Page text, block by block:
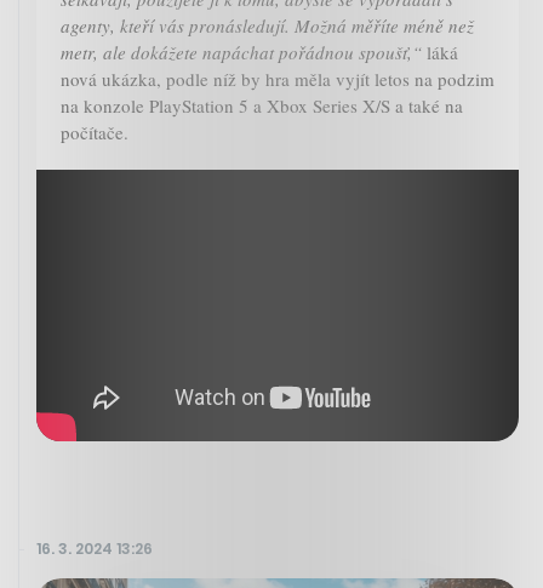
agenty, kteří vás pronásledují. Možná měříte méně než
metr, ale dokážete napáchat pořádnou spoušť,“ láká
nová ukázka, podle níž by hra měla vyjít letos na podzim
na konzole PlayStation 5 a Xbox Series X/S a také na
počítače.
16. 3. 2024 13:26